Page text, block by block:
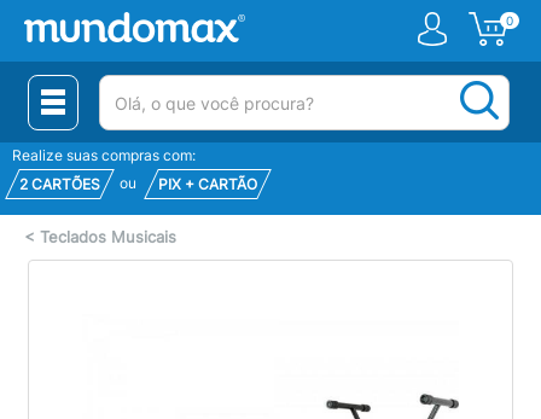
0
(pesquisar)
Realize suas compras com:
2 CARTÕES
ou PIX + CARTÃO
< Teclados Musicais